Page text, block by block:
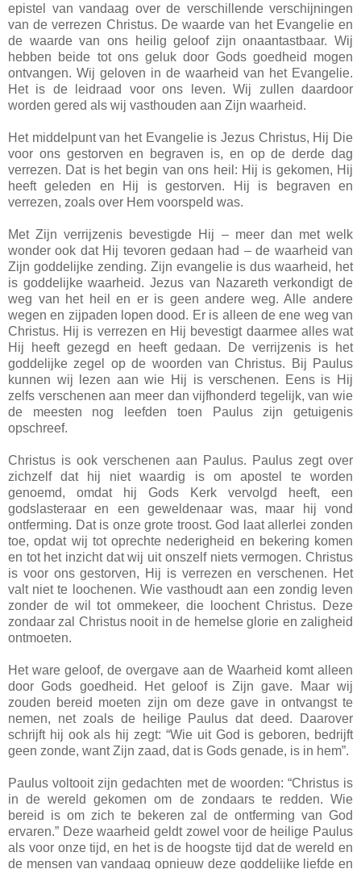
epistel van vandaag over de verschillende verschijningen
van de verrezen Christus. De waarde van het Evangelie en
de waarde van ons heilig geloof zijn onaantastbaar. Wij
hebben beide tot ons geluk door Gods goedheid mogen
ontvangen. Wij geloven in de waarheid van het Evangelie.
Het is de leidraad voor ons leven. Wij zullen daardoor
worden gered als wij vasthouden aan Zijn waarheid.
Het middelpunt van het Evangelie is Jezus Christus, Hij Die
voor ons gestorven en begraven is, en op de derde dag
verrezen. Dat is het begin van ons heil: Hij is gekomen, Hij
heeft geleden en Hij is gestorven. Hij is begraven en
verrezen, zoals over Hem voorspeld was.
Met Zijn verrijzenis bevestigde Hij – meer dan met welk
wonder ook dat Hij tevoren gedaan had – de waarheid van
Zijn goddelijke zending. Zijn evangelie is dus waarheid, het
is goddelijke waarheid. Jezus van Nazareth verkondigt de
weg van het heil en er is geen andere weg. Alle andere
wegen en zijpaden lopen dood. Er is alleen de ene weg van
Christus. Hij is verrezen en Hij bevestigt daarmee alles wat
Hij heeft gezegd en heeft gedaan. De verrijzenis is het
goddelijke zegel op de woorden van Christus. Bij Paulus
kunnen wij lezen aan wie Hij is verschenen. Eens is Hij
zelfs verschenen aan meer dan vijfhonderd tegelijk, van wie
de meesten nog leefden toen Paulus zijn getuigenis
opschreef.
Christus is ook verschenen aan Paulus. Paulus zegt over
zichzelf dat hij niet waardig is om apostel te worden
genoemd, omdat hij Gods Kerk vervolgd heeft, een
godslasteraar en een geweldenaar was, maar hij vond
ontferming. Dat is onze grote troost. God laat allerlei zonden
toe, opdat wij tot oprechte nederigheid en bekering komen
en tot het inzicht dat wij uit onszelf niets vermogen. Christus
is voor ons gestorven, Hij is verrezen en verschenen. Het
valt niet te loochenen. Wie vasthoudt aan een zondig leven
zonder de wil tot ommekeer, die loochent Christus. Deze
zondaar zal Christus nooit in de hemelse glorie en zaligheid
ontmoeten.
Het ware geloof, de overgave aan de Waarheid komt alleen
door Gods goedheid. Het geloof is Zijn gave. Maar wij
zouden bereid moeten zijn om deze gave in ontvangst te
nemen, net zoals de heilige Paulus dat deed. Daarover
schrijft hij ook als hij zegt: “Wie uit God is geboren, bedrijft
geen zonde, want Zijn zaad, dat is Gods genade, is in hem”.
Paulus voltooit zijn gedachten met de woorden: “Christus is
in de wereld gekomen om de zondaars te redden. Wie
bereid is om zich te bekeren zal de ontferming van God
ervaren.” Deze waarheid geldt zowel voor de heilige Paulus
als voor onze tijd, en het is de hoogste tijd dat de wereld en
de mensen van vandaag opnieuw deze goddelijke liefde en